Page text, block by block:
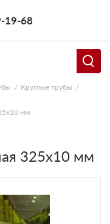
19-68
Круглые трубы
мм
325х10 мм